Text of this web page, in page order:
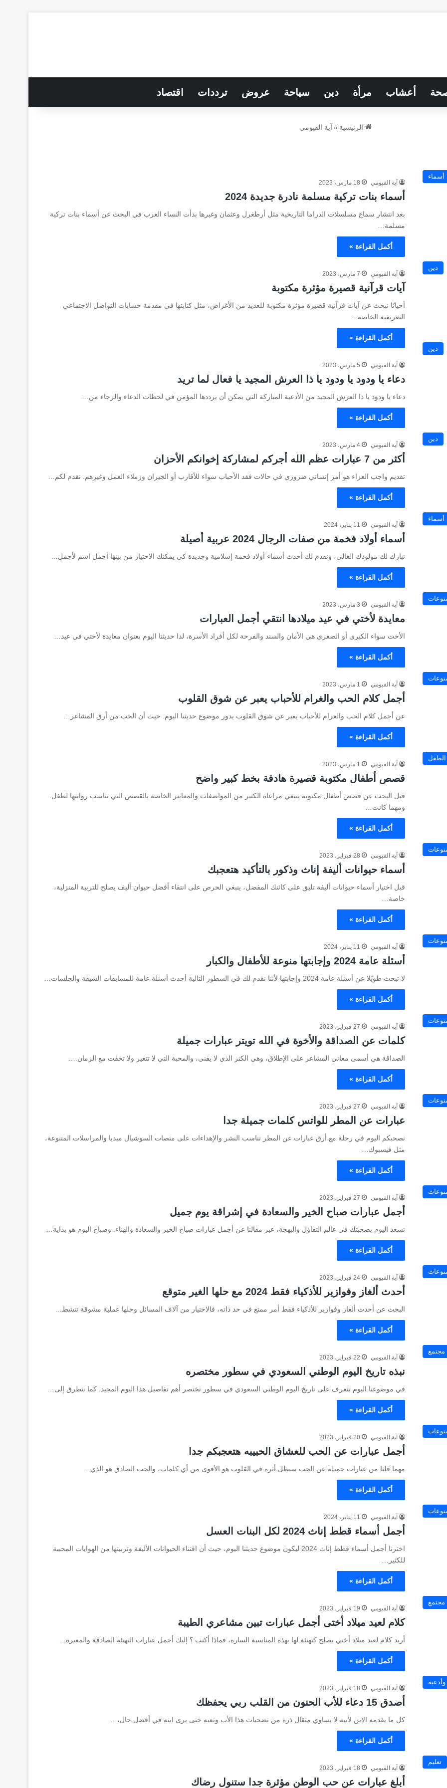
أعشاب مرأة دين سياحة عروض ترددات اقتصاد
الرئيسية » آية الفيومي
أسماء
آية الفيومي 18 مارس، 2023
أسماء بنات تركية مسلمة نادرة جديدة 2024
بعد انتشار سماع مسلسلات الدراما التاريخية مثل أرطغرل وعثمان وغيرها بدأت النساء العرب في البحث عن أسماء بنات تركية
مسلمة…
أكمل القراءة »
دين
آية الفيومي 7 مارس، 2023
آيات قرآنية قصيرة مؤثرة مكتوبة
أحيانًا نبحث عن آيات قرآنية قصيرة مؤثرة مكتوبة للعديد من الأغراض، مثل كتابتها في مقدمة حسابات التواصل الاجتماعي
التعريفية الخاصة…
أكمل القراءة »
دين
آية الفيومي 5 مارس، 2023
دعاء يا ودود يا ودود يا ذا العرش المجيد يا فعال لما تريد
دعاء يا ودود يا ذا العرش المجيد من الأدعية المباركة التي يمكن أن يرددها المؤمن في لحظات الدعاء والرجاء من…
أكمل القراءة »
دين
آية الفيومي 4 مارس، 2023
أكثر من 7 عبارات عظم الله أجركم لمشاركة إخوانكم الأحزان
تقديم واجب العزاء هو أمر إنساني ضروري في حالات فقد الأحباب سواء للأقارب أو الجيران وزملاء العمل وغيرهم. نقدم لكم…
أكمل القراءة »
أسماء
آية الفيومي 11 يناير، 2024
أسماء أولاد فخمة من صفات الرجال 2024 عربية أصيلة
نبارك لك مولودك الغالي، ونقدم لك أحدث أسماء أولاد فخمة إسلامية وجديدة كي يمكنك الاختيار من بينها أجمل اسم لأجمل…
أكمل القراءة »
آية الفيومي 3 مارس، 2023
معايدة لأختي في عيد ميلادها انتقي أجمل العبارات
الأخت سواء الكبرى أو الصغرى هي الأمان والسند والفرحة لكل أفراد الأسرة، لذا حديثنا اليوم بعنوان معايدة لأختي في عيد…
أكمل القراءة »
آية الفيومي 1 مارس، 2023
أجمل كلام الحب والغرام للأحباب يعبر عن شوق القلوب
عن أجمل كلام الحب والغرام للأحباب يعبر عن شوق القلوب يدور موضوع حديثنا اليوم. حيث أن الحب من أرق المشاعر…
أكمل القراءة »
الطفل
آية الفيومي 1 مارس، 2023
قصص أطفال مكتوبة قصيرة هادفة بخط كبير واضح
قبل البحث عن قصص أطفال مكتوبة ينبغي مراعاة الكثير من المواصفات والمعايير الخاصة بالقصص التي تناسب روايتها لطفل.
ومهما كانت…
أكمل القراءة »
آية الفيومي 28 فبراير، 2023
أسماء حيوانات أليفة إناث وذكور بالتأكيد هتعجبك
قبل اختيار أسماء حيوانات أليفة تليق على كائنك المفضل، ينبغي الحرص على انتقاء أفضل حيوان أليف يصلح للتربية المنزلية،
خاصة…
أكمل القراءة »
آية الفيومي 11 يناير، 2024
أسئلة عامة 2024 وإجابتها منوعة للأطفال والكبار
لا تبحث طويًلا عن أسئلة عامة 2024 وإجابتها لأننا نقدم لك في السطور التالية أحدث أسئلة عامة للمسابقات الشيقة والجلسات…
أكمل القراءة »
آية الفيومي 27 فبراير، 2023
كلمات عن الصداقة والأخوة في الله تويتر عبارات جميلة
الصداقة هي أسمى معاني المشاعر على الإطلاق، وهي الكنز الذي لا يفنى، والمحبة التي لا تتغير ولا تخفت مع الزمان.…
أكمل القراءة »
آية الفيومي 27 فبراير، 2023
عبارات عن المطر للواتس كلمات جميلة جدا
نصحبكم اليوم في رحلة مع أرق عبارات عن المطر تناسب النشر والإهداءات على منصات السوشيال ميديا والمراسلات المتنوعة،
مثل فيسبوك…
أكمل القراءة »
آية الفيومي 27 فبراير، 2023
أجمل عبارات صباح الخير والسعادة في إشراقة يوم جميل
نسعد اليوم بصحبتك في عالم التفاؤل والبهجة، عبر مقالنا عن أجمل عبارات صباح الخير والسعادة والهناء. وصباح اليوم هو بداية…
أكمل القراءة »
آية الفيومي 24 فبراير، 2023
أحدث ألغاز وفوازير للأذكياء فقط 2024 مع حلها الغير متوقع
البحث عن أحدث ألغاز وفوازير للأذكياء فقط أمر ممتع في حد ذاته، فالاختيار من آلاف المسائل وحلها عملية مشوقة تنشط…
أكمل القراءة »
مجتمع
آية الفيومي 22 فبراير، 2023
نبذه تاريخ اليوم الوطني السعودي في سطور مختصره
في موضوعنا اليوم نتعرف على تاريخ اليوم الوطني السعودي في سطور تختصر أهم تفاصيل هذا اليوم المجيد. كما نتطرق إلى…
أكمل القراءة »
آية الفيومي 20 فبراير، 2023
أجمل عبارات عن الحب للعشاق الحبيبه هتعجبكم جدا
مهما قلنا من عبارات جميلة عن الحب سيظل أثره في القلوب هو الأقوى من أي كلمات، والحب الصادق هو الذي…
أكمل القراءة »
آية الفيومي 11 يناير، 2024
أجمل أسماء قطط إناث 2024 لكل البنات العسل
اخترنا أجمل أسماء قطط إناث 2024 ليكون موضوع حديثنا اليوم، حيث أن اقتناء الحيوانات الأليفة وتربيتها من الهوايات المحببة
للكثير…
أكمل القراءة »
مجتمع
آية الفيومي 19 فبراير، 2023
كلام لعيد ميلاد أختى أجمل عبارات تبين مشاعري الطيبة
أريد كلام لعيد ميلاد أختي يصلح كتهنئة لها بهذه المناسبة السارة، فماذا أكتب ؟ إليك أجمل عبارات التهنئة الصادقة والمعبرة…
أكمل القراءة »
وأدعية
آية الفيومي 18 فبراير، 2023
أصدق 15 دعاء للأب الحنون من القلب ربي يحفظك
كل ما يقدمه الابن لأبيه لا يساوي مثقال ذرة من تضحيات هذا الأب وتعبه حتى يرى ابنه في أفضل حال،…
أكمل القراءة »
تعليم
آية الفيومي 18 فبراير، 2023
أبلغ عبارات عن حب الوطن مؤثرة جدا ستنول رضاك